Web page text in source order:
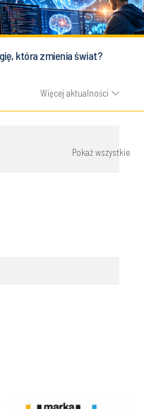
która zmienia świat?
Więcej aktualności
Pokaż wszystkie